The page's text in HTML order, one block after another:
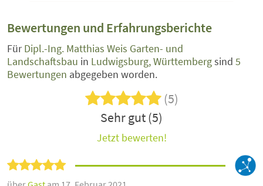
Bewertungen und Erfahrungsberichte
FürDipl.-Ing. Matthias Weis Garten- und
Landschaftsbau in Ludwigsburg, Württembergsind 5
Bewertungen abgegeben worden.
(5)
Sehr gut (5)
Jetzt bewerten!